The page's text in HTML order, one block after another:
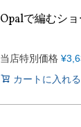
Opalで編むシ
当店特別価格 ¥
カートに入れる